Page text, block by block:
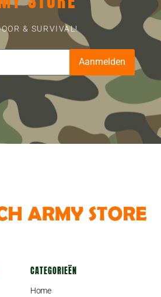
& SURVIVAL!
Aanmelden
CATEGORIEËN
Home